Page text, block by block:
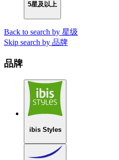
5星及以上
Back to search by 星级
Skip search by 品牌
品牌
ibis Styles